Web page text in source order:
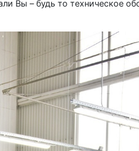
Вы – будь то техническое